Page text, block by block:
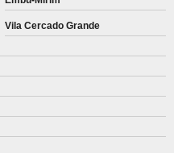
Vila Cercado Grande